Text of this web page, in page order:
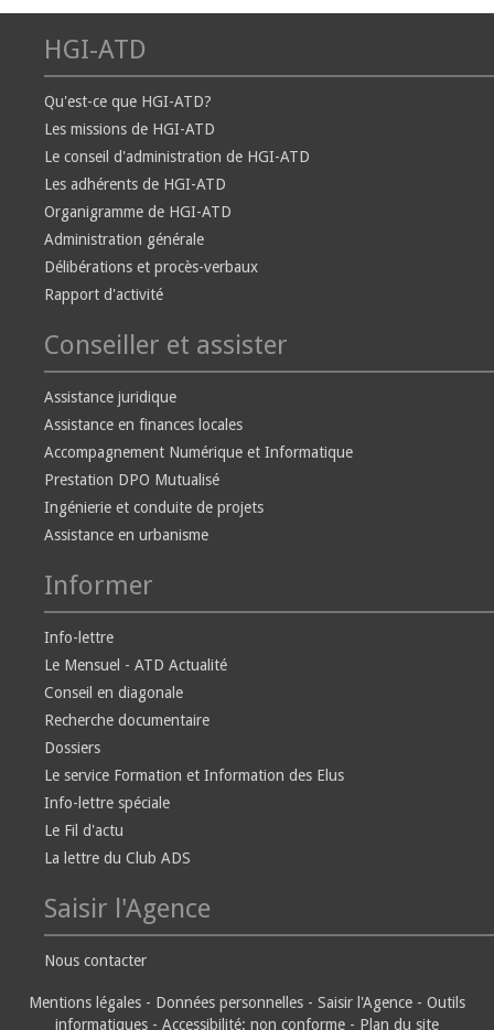
HGI-ATD
Qu'est-ce que HGI-ATD?
Les missions de HGI-ATD
Le conseil d'administration de HGI-ATD
Les adhérents de HGI-ATD
Organigramme de HGI-ATD
Administration générale
Délibérations et procès-verbaux
Rapport d'activité
Conseiller et assister
Assistance juridique
Assistance en finances locales
Accompagnement Numérique et Informatique
Prestation DPO Mutualisé
Ingénierie et conduite de projets
Assistance en urbanisme
Informer
Info-lettre
Le Mensuel - ATD Actualité
Conseil en diagonale
Recherche documentaire
Dossiers
Le service Formation et Information des Elus
Info-lettre spéciale
Le Fil d'actu
La lettre du Club ADS
Saisir l'Agence
Nous contacter
Mentions légales - Données personnelles - Saisir l'Agence - Outils
informatiques - Accessibilité: non conforme - Plan du site